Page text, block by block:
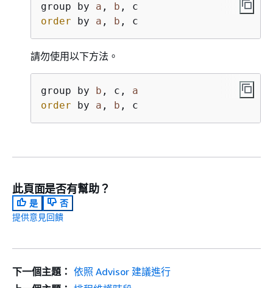
group by a , b
order by a , b , c
請勿使用以下方法。
group by b , c, a
order by a , b , c
此頁面是否有幫助？
是
否
提供意見回饋
下一個主題： 依照 Advisor 建議進行